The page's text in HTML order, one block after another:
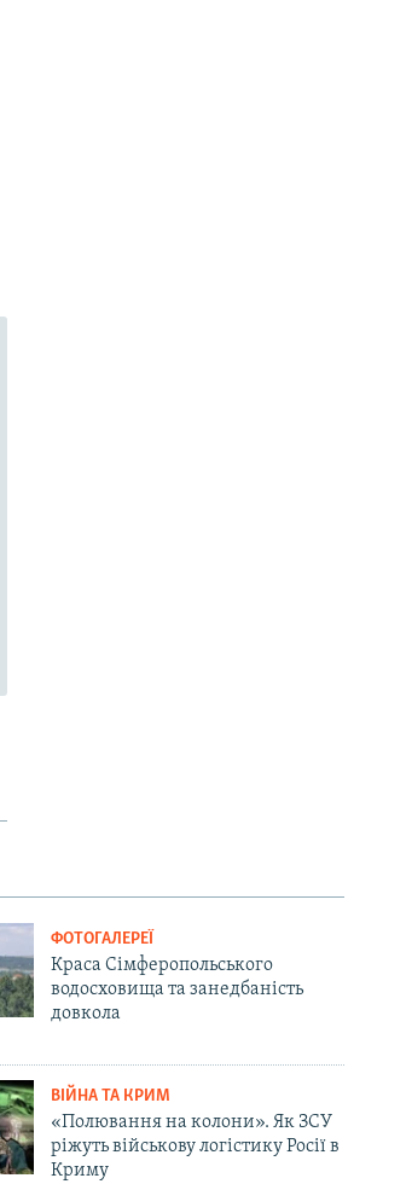
ФОТОГАЛЕРЕЇ
Краса Сімферопольського
водосховища та занедбаність
довкола
ВІЙНА ТА КРИМ
«Полювання на колони». Як ЗСУ
ріжуть військову логістику Росії в
Криму